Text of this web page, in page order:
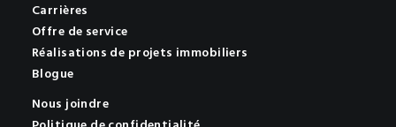
Carrières
Offre de service
Réalisations de projets immobiliers
Blogue
Nous joindre